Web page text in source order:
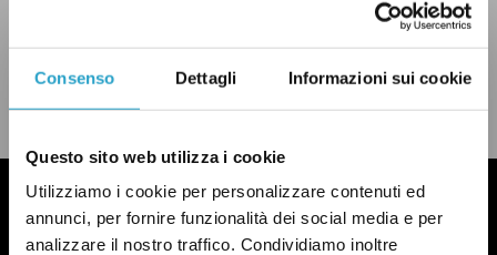
Consenso Dettagli Informazioni sui cookie
Questo sito web utilizza i cookie
Utilizziamo i cookie per personalizzare contenuti ed
annunci, per fornire funzionalità dei social media e per
analizzare il nostro traffico. Condividiamo inoltre
CONDIVIDI
whatsapp
LEGGI LA NOSTRA POLITICA DELLE CORREZIONI